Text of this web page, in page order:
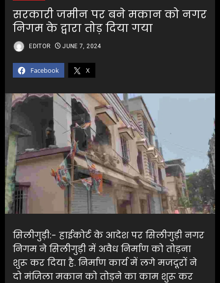
सरकारी जमीन पर बने मकान को नगर
निगम के द्वारा तोड़ दिया गया
Facebook X
EDITOR JUNE 7, 2024
सिलीगुड़ी:- हाईकोर्ट के आदेश पर सिलीगुड़ी नगर
निगम ने सिलीगुड़ी में अवैध निर्माण को तोड़ना
शुरू कर दिया है. निर्माण कार्य में लगे मजदूरों ने
दो मंजिला मकान को तोड़ने का काम शुरू कर